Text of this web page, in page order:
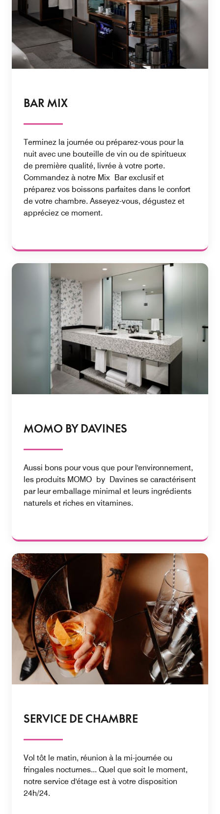
BAR MIX
Terminez la journée ou préparez-vous pour la
nuit avec une bouteille de vin ou de spiritueux
de première qualité, livrée à votre porte.
Commandez à notre Mix Bar exclusif et
préparez vos boissons parfaites dans le confort
de votre chambre. Asseyez-vous, dégustez et
appréciez ce moment.
MOMO BY DAVINES
Aussi bons pour vous que pour l'environnement,
les produits MOMO by Davines se caractérisent
par leur emballage minimal et leurs ingrédients
naturels et riches en vitamines.
SERVICE DE CHAMBRE
Vol tôt le matin, réunion à la mi-journée ou
fringales nocturnes... Quel que soit le moment,
notre service d'étage est à votre disposition
24h/24.